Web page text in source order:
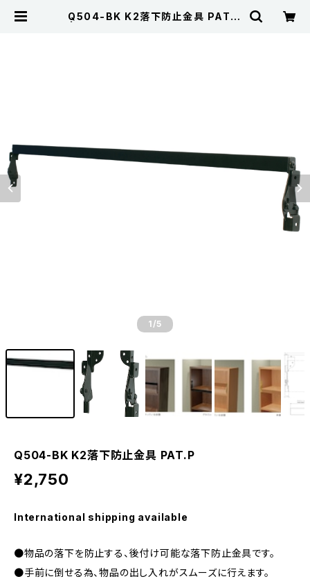
Q504-BK K2落下防止金具 PAT.P
1 /5
Q504-BK K2落下防止金具 PAT.P
¥2,750
International shipping available
●物品の落下を防止する、後付け可能な落下防止金具です。
●手前に倒せる為、物品の出し入れがスムーズに行えます。